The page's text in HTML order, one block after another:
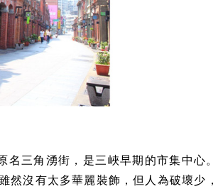
三角湧街，是三峽早期的市集中心。
然沒有太多華麗裝飾，但人為破壞少，